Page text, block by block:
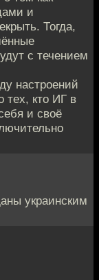
и
Тогда,
с течением
настроений
тех, кто ИГ в
и своё
украинским